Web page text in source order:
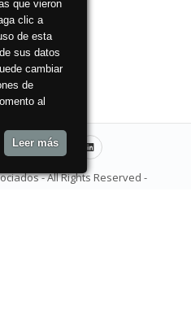
- All Rights Reserved -
que vieron
clic a
de esta
sus datos
cambiar
de
al
Leer más